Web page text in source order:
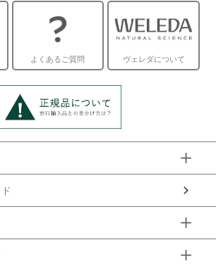
よくあるご質問 ヴェレダについて